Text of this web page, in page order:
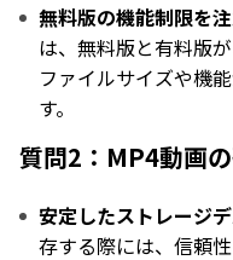
無料版の機能制限を
は、無料版と有料版
ファイルサイズや機
す。
質問2：MP4動画
安定したストレージ
存する際には、信頼